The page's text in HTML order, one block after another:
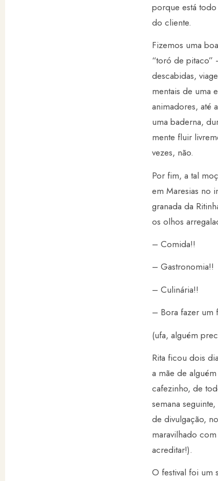
porque está
do cliente.
Fizemos uma
“toró de pitaco”
descabidas,
mentais de uma
animadores, até
uma baderna,
mente fluir
vezes, não.
Por fim, a tal
em Maresias no
granada da
os olhos
– Comida!!
– Gastronomia!!
– Culinária!!
– Bora fazer um
(ufa, alguém
Rita ficou dois
a mãe de
cafezinho, de
semana
de divulgação,
maravilhado
acreditar!).
O festival foi um